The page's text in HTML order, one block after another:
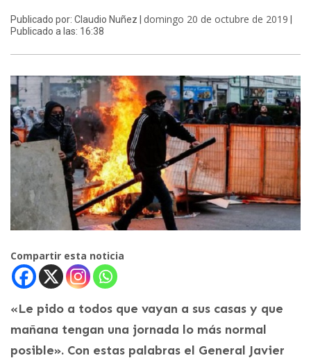
Publicado por: Claudio Nuñez | domingo 20 de octubre de 2019
Publicado a las: 16:38
Compartir esta noticia
«Le pido a todos que vayan a sus casas y que
mañana tengan una jornada lo más normal
posible». Con estas palabras el General Javier